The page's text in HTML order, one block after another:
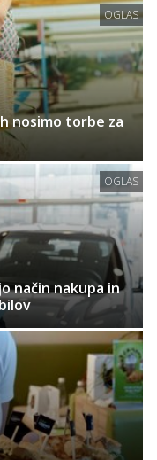
OGLAS
nosimo torbe za
OGLAS
način nakupa in